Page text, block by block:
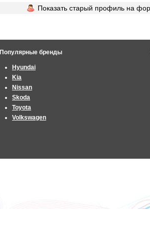
Показать старый профиль на
Популярные бренды
Hyundai
Kia
Nissan
Skoda
Toyota
Volkswagen